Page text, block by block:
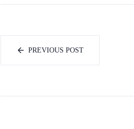
PREVIOUS POST